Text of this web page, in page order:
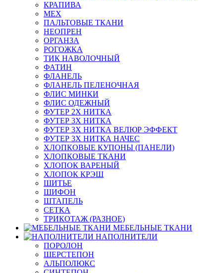
КРАПИВА
МЕХ
ПАЛЬТОВЫЕ ТКАНИ
НЕОПРЕН
ОРГАНЗА
РОГОЖКА
ТИК НАВОЛОЧНЫЙ
ФАТИН
ФЛАНЕЛЬ
ФЛАНЕЛЬ ПЕЛЕНОЧНАЯ
ФЛИС МИНКИ
ФЛИС ОДЕЖНЫЙ
ФУТЕР 2Х НИТКА
ФУТЕР 3Х НИТКА
ФУТЕР 3Х НИТКА ВЕЛЮР ЭФФЕКТ
ФУТЕР 3Х НИТКА НАЧЕС
ХЛОПКОВЫЕ КУПОНЫ (ПАНЕЛИ)
ХЛОПКОВЫЕ ТКАНИ
ХЛОПОК ВАРЕНЫЙ
ХЛОПОК КРЭШ
ШИТЬЕ
ШИФОН
ШТАПЕЛЬ
СЕТКА
ТРИКОТАЖ (РАЗНОЕ)
МЕБЕЛЬНЫЕ ТКАНИ
НАПОЛНИТЕЛИ
ПОРОЛОН
ШЕРСТЕПОН
АЛЬПОЛЮКС